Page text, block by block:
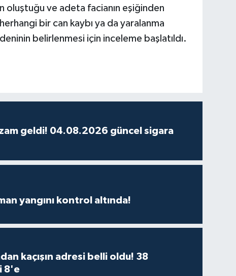
oluştuğu ve adeta facianın eşiğinden
bir can kaybı ya da yaralanma
belirlenmesi için inceleme başlatıldı.
geldi! 04.08.2026 güncel sigara
yangını kontrol altında!
kaçışın adresi belli oldu! 38
8'e